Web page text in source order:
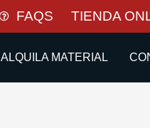
FAQS TIENDA
ALQUILA MATERIAL